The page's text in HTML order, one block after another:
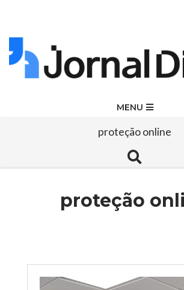
Skip
to
Jornal
Digital
MENU
proteção online
Search
proteção